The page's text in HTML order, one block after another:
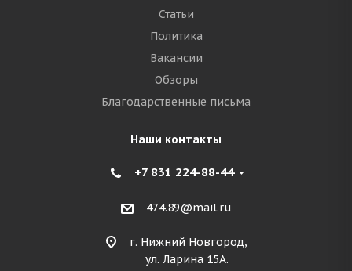
Статьи
Политика
Вакансии
Обзоры
Благодарственные письма
Наши контакты
+7 831 224-88-44
474.89@mail.ru
г. Нижний Новгород,
ул. Ларина 15А.